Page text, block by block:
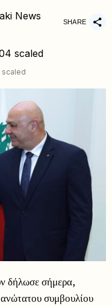
News SHARE
scaled
δήλωσε σήμερα,
συμβουλίου